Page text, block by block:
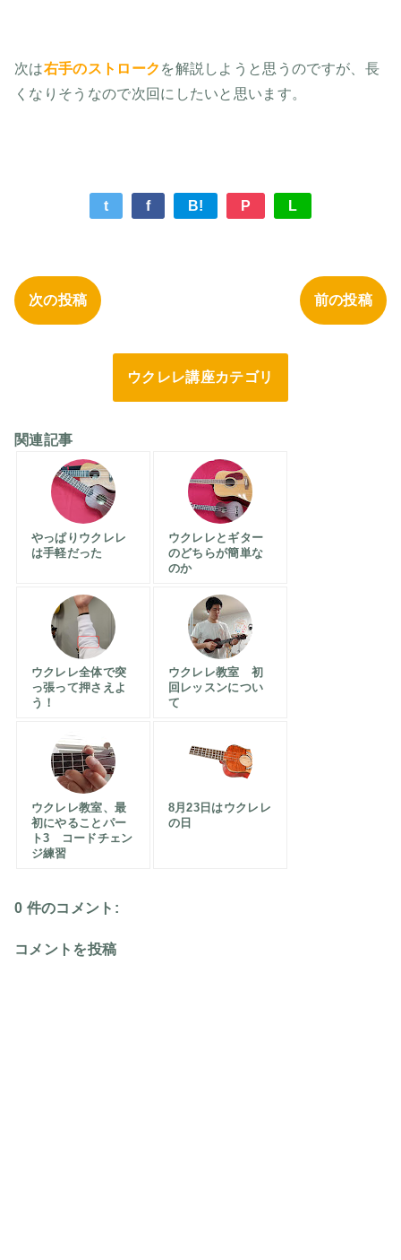
次は右手のストローク を解説しようと思うのですが、長
くなりそうなので次回にしたいと思います。
t f B! P L
次の投稿 前の投稿
ウクレレ講座カテゴリ
関連記事
やっぱりウクレレ
は手軽だった
ウクレレとギター
のどちらが簡単な
のか
ウクレレ全体で突
っ張って押さえよ
う！
ウクレレ教室 初
回レッスンについ
て
ウクレレ教室、最
初にやることパー
ト3 コードチェン
ジ練習
8月23日はウクレレ
の日
0 件のコメント:
コメントを投稿